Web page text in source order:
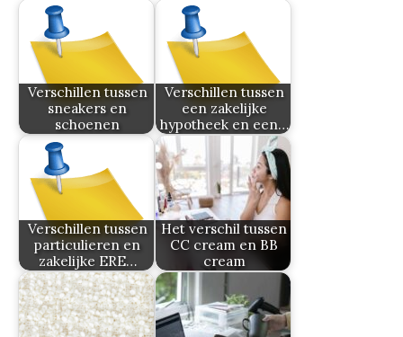
Verschillen tussen
sneakers en
schoenen
Verschillen tussen
een zakelijke
hypotheek en een…
Verschillen tussen
particulieren en
zakelijke ERE…
Het verschil tussen
CC cream en BB
cream